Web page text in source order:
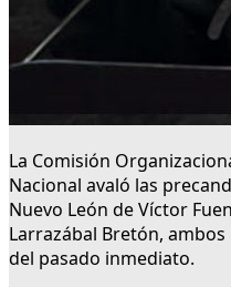
La Comisión
Nacional avaló las
Nuevo León de Víctor
Larrazábal Bretón,
del pasado inmediato.